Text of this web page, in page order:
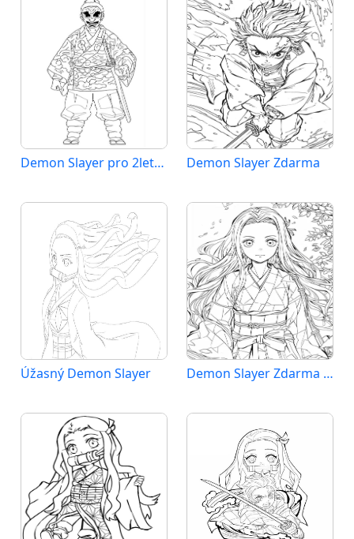
Demon Slayer pro 2leté Děti Demon Slayer Zdarma
Úžasný Demon Slayer Demon Slayer Zdarma Tisknutelný